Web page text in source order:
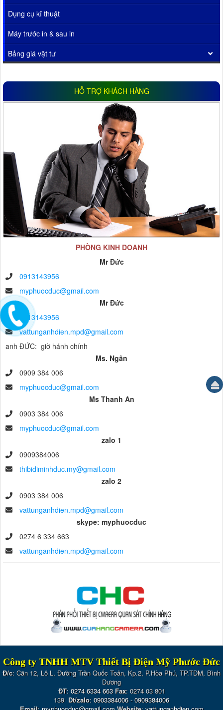
Dụng cụ kĩ thuật
Máy trước in & sau in
Bảng giá vật tư
HỖ TRỢ KHÁCH HÀNG
PHÒNG KINH DOANH
Mr Đức
0913143956
myphuocduc@gmail.com
Mr Đức
0913143956
vattunganhdien.mpd@gmail.com
anh ĐỨC: giờ hánh chính
Ms. Ngân
0909 384 006
myphuocduc@gmail.com
Ms Thanh An
0903 384 006
myphuocduc@gmail.com
zalo 1
0909384006
thibidiminhduc.my@gmail.com
zalo 2
0903 384 006
vattunganhdien.mpd@gmail.com
skype: myphuocduc
0274 6 334 663
vattunganhdien.mpd@gmail.com
Công ty TNHH MTV Thiết Bị Điện Mỹ Phước Đức
Đ/c: Căn 12, Lô L, Đường Trần Quốc Toản, Kp.2, P.Hòa Phú, TP.TDM, Bình
Dương
ĐT: 0274 6334 663 Fax: 0274 03 801
139 Dt/zalo: 0903384006-0909384006